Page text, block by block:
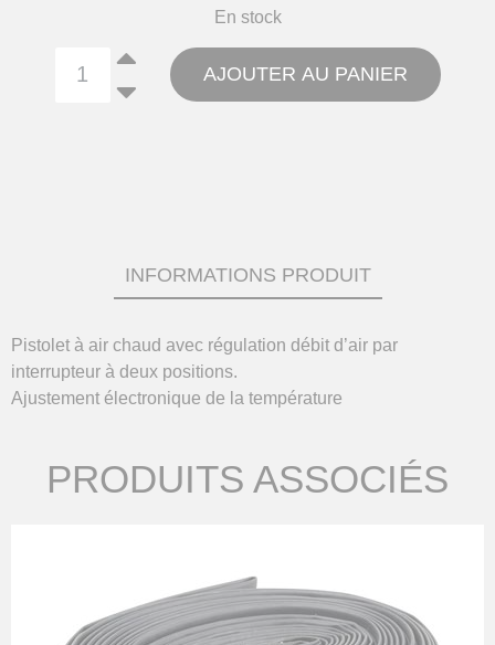
En stock
AJOUTER AU PANIER
INFORMATIONS PRODUIT
Pistolet à air chaud avec régulation débit d’air par
interrupteur à deux positions.
Ajustement électronique de la température
PRODUITS ASSOCIÉS